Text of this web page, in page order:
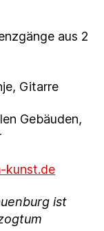
aus 2
Gitarre
Gebäuden,
kunst.de
ist